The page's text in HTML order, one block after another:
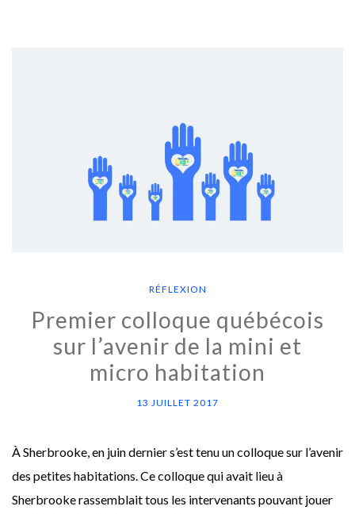
RÉFLEXION
Premier colloque québécois
sur l’avenir de la mini et
micro habitation
13 JUILLET 2017
À Sherbrooke, en juin dernier s’est tenu un colloque sur l’avenir
des petites habitations. Ce colloque qui avait lieu à
Sherbrooke rassemblait tous les intervenants pouvant jouer